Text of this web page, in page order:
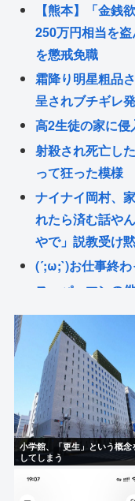
【熊本】「金
250万円相当を
を懲戒免職
霜降り明星粗品
呈されブチギレ
高2生徒の家に
射殺され死亡し
って狂った模様
ナイナイ岡村、
れたら済む話や
やで」説教受け
(´;ω;`)お仕事終わ
スーパーマンの
ら放尿
（ヽ´ん`）「え
山・清原・デス
か？」→どうする
ジャンポケ斉藤
www」
伝説的ホラーコ
16日放送
小学館、「更生」という概念
してしまう